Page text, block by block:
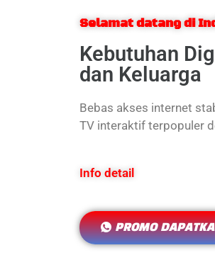
Selamat datang di
Kebutuhan
dan Keluarga
Bebas akses internet
TV interaktif terpopuler
Info detail
PROMO